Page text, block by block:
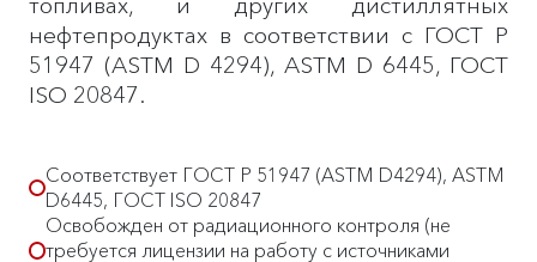
нефтепродуктах в соответствии с ГОСТ Р
51947 (АSТМ D 4294), АSТМ D 6445, ГОСТ
ISO 20847.
Освобожден от радиационного контроля (не
требуется лицензии на работу с источниками
Соответствует ГОСТ Р 51947 (АSТМ D4294), АSТМ
D6445, ГОСТ ISO 20847